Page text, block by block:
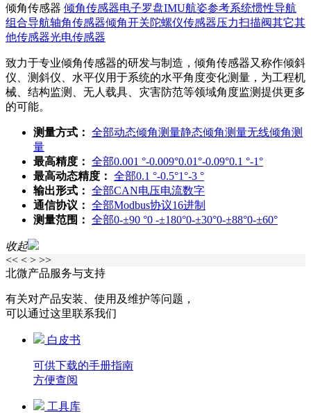
倾角传感器 倾角传感器电子罗盘IMU航姿参考系统惯性导航
组合导航轴角传感器倾角开关陀螺仪传感器压力扫描阀其它其
他传感器光电传感器
致力于专业倾角传感器的研发与制造，倾角传感器又称作倾斜
仪、测斜仪、水平仪用于系统的水平角度变化测量，为工程机
械、结构监测、无人载具、灾害防范等领域角度监测提供更多
的可能。
测量方式： 全部动态倾角测量静态倾角测量无线倾角测
量
最高精度： 全部0.001 °-0.009°0.01°-0.09°0.1 °-1°
最高动态精度： 全部0.1 °-0.5°1°-3 °
输出形式： 全部CAN电压电流数字
通信协议： 全部Modbus协议16进制
测量范围： 全部0-±90 °0 -±180°0-±30°0-±88°0-±60°
收起
<< < > >>
北微产品服务与支持
有关对产品安装、使用及维护等问题，
可以通过这里联系我们
白皮书
可供下载的手册指南
方便查阅
工具库